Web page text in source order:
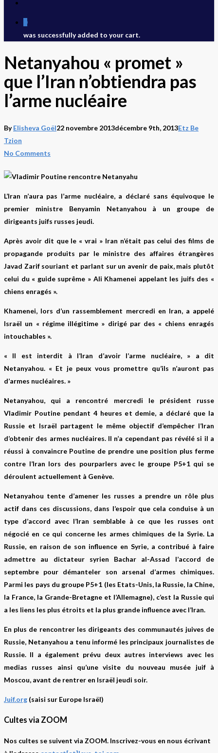
was successfully added to your cart.
Netanyahou « promet »
que l’Iran n’obtiendra pas
l’arme nucléaire
By Elisheva Goël22 novembre 2013décembre 9th, 2013Etz Be
Tzion
No Comments
L’Iran n’aura pas l’arme nucléaire, a déclaré sans équivoque le
premier ministre Benyamin Netanyahou à un groupe de
dirigeants juifs russes jeudi.
Après avoir dit que le « vrai » Iran n’était pas celui des films de
propagande produits par le ministre des affaires étrangères
Javad Zarif souriant et parlant sur un avenir de paix, mais plutôt
celui du « guide suprême » Ali Khamenei appelant les juifs des «
chiens enragés ».
Khamenei, lors d’un rassemblement mercredi en Iran, a appelé
Israël un « régime illégitime » dirigé par des « chiens enragés
intouchables ».
« Il est interdit à l’Iran d’avoir l’arme nucléaire, » a dit
Netanyahou. « Et je peux vous promettre qu’ils n’auront pas
d’armes nucléaires. »
Netanyahou, qui a rencontré mercredi le président russe
Vladimir Poutine pendant 4 heures et demie, a déclaré que la
Russie et Israël partagent le même objectif d’empêcher l’Iran
d’obtenir des armes nucléaires. Il n’a cependant pas révélé si il a
réussi à convaincre Poutine de prendre une position plus ferme
contre l’Iran lors des pourparlers avec le groupe P5+1 qui se
déroulent actuellement à Genève.
Netanyahou tente d’amener les russes a prendre un rôle plus
actif dans ces discussions, dans l’espoir que cela conduise à un
type d’accord avec l’Iran semblable à ce que les russes ont
négocié en ce qui concerne les armes chimiques de la Syrie. La
Russie, en raison de son influence en Syrie, a contribué à faire
admettre au dictateur syrien Bachar al-Assad l’accord de
septembre pour démanteler son arsenal d’armes chimiques.
Parmi les pays du groupe P5+1 (les Etats-Unis, la Russie, la Chine,
la France, la Grande-Bretagne et l’Allemagne), c’est la Russie qui
a les liens les plus étroits et la plus grande influence avec l’Iran.
En plus de rencontrer les dirigeants des communautés juives de
Russie, Netanyahou a tenu informé les principaux journalistes de
Russie. Il a également prévu deux autres interviews avec les
medias russes ainsi qu’une visite du nouveau musée juif à
Moscou, avant de rentrer en Israël jeudi soir.
Juif.org (saisi sur Europe Israël)
Cultes via ZOOM
Nos cultes se suivent via ZOOM. Inscrivez-vous en nous écrivant